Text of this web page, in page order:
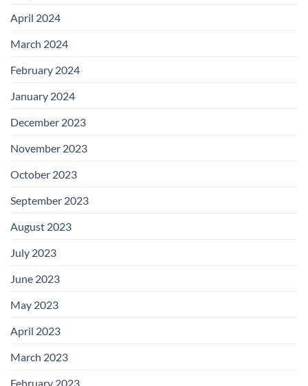
April 2024
March 2024
February 2024
January 2024
December 2023
November 2023
October 2023
September 2023
August 2023
July 2023
June 2023
May 2023
April 2023
March 2023
February 2023